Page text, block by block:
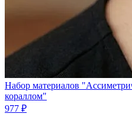
Набор материалов
кораллом"
977 ₽